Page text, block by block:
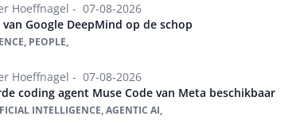
Hoeffnagel - 07-08-2026
Google DeepMind op de schop
PEOPLE,
Hoeffnagel - 07-08-2026
coding agent Muse Code van Meta beschikbaar
INTELLIGENCE, AGENTIC AI,